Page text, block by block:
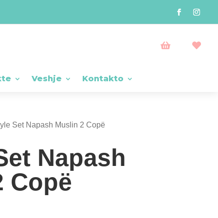
 
Veshje Kontakto
Set Napash Muslin 2 Copë
Napash
Copë